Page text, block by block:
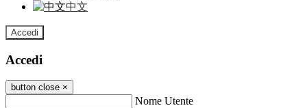
中文
Accedi
Accedi
button close ×
Nome Utente